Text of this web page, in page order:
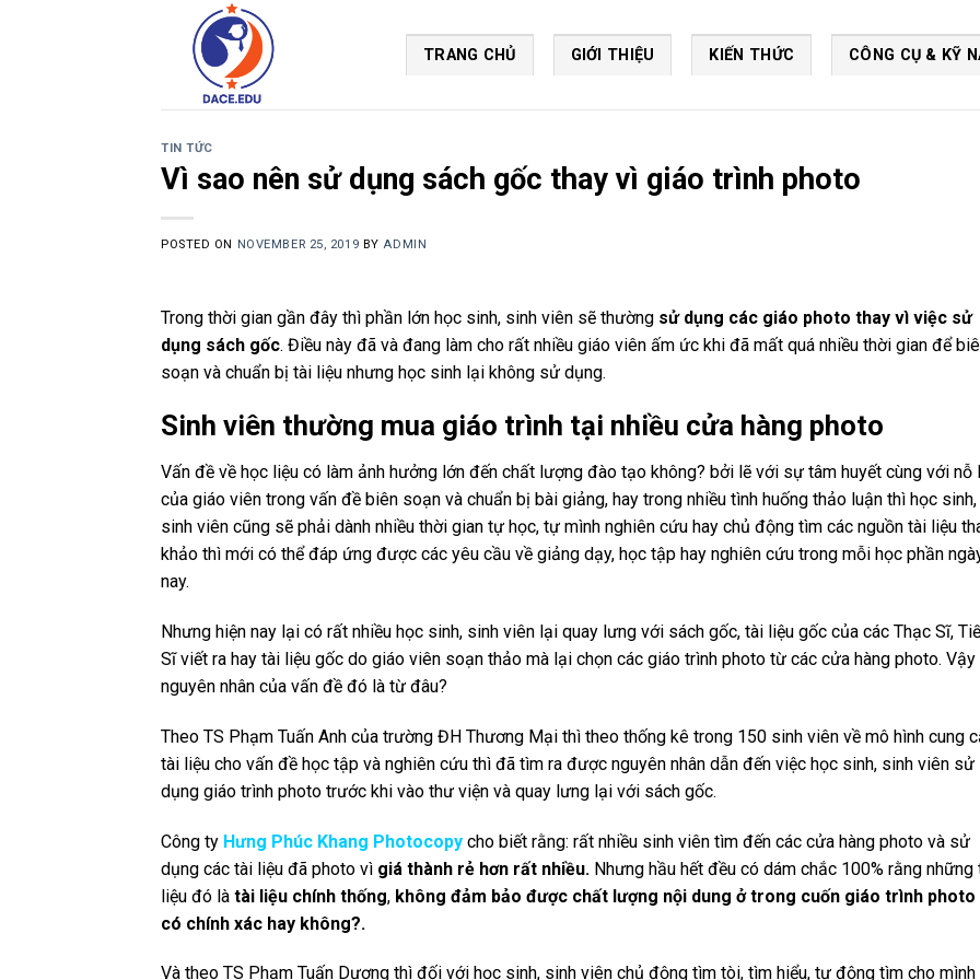
TRANG CHỦ GIỚI THIỆU KIẾN THỨC CÔNG CỤ & KỸ
TIN TỨC
Vì sao nên sử dụng sách gốc thay vì giáo trình photo
POSTED ON NOVEMBER 25, 2019 BY ADMIN
Trong thời gian gần đây thì phần lớn học sinh, sinh viên sẽ thường sử dụng các giáo photo thay vì việc sử
dụng sách gốc. Điều này đã và đang làm cho rất nhiều giáo viên ấm ức khi đã mất quá nhiều thời gian để
soạn và chuẩn bị tài liệu nhưng học sinh lại không sử dụng.
Sinh viên thường mua giáo trình tại nhiều cửa hàng photo
Vấn đề về học liệu có làm ảnh hưởng lớn đến chất lượng đào tạo không? bởi lẽ với sự tâm huyết cùng với nỗ
của giáo viên trong vấn đề biên soạn và chuẩn bị bài giảng, hay trong nhiều tình huống thảo luận thì học sinh,
sinh viên cũng sẽ phải dành nhiều thời gian tự học, tự mình nghiên cứu hay chủ động tìm các nguồn tài liệu
khảo thì mới có thể đáp ứng được các yêu cầu về giảng dạy, học tập hay nghiên cứu trong mỗi học phần
nay.
Nhưng hiện nay lại có rất nhiều học sinh, sinh viên lại quay lưng với sách gốc, tài liệu gốc của các Thạc Sĩ,
Sĩ viết ra hay tài liệu gốc do giáo viên soạn thảo mà lại chọn các giáo trình photo từ các cửa hàng photo. Vậy
nguyên nhân của vấn đề đó là từ đâu?
Theo TS Phạm Tuấn Anh của trường ĐH Thương Mại thì theo thống kê trong 150 sinh viên về mô hình cung
tài liệu cho vấn đề học tập và nghiên cứu thì đã tìm ra được nguyên nhân dẫn đến việc học sinh, sinh viên sử
dụng giáo trình photo trước khi vào thư viện và quay lưng lại với sách gốc.
Công ty Hưng Phúc Khang Photocopy cho biết rằng: rất nhiều sinh viên tìm đến các cửa hàng photo và sử
dụng các tài liệu đã photo vì giá thành rẻ hơn rất nhiều. Nhưng hầu hết đều có dám chắc 100% rằng những
liệu đó là tài liệu chính thống, không đảm bảo được chất lượng nội dung ở trong cuốn giáo trình photo
có chính xác hay không?.
Và theo TS Phạm Tuấn Dương thì đối với học sinh, sinh viên chủ động tìm tòi, tìm hiểu, tự động tìm cho mình